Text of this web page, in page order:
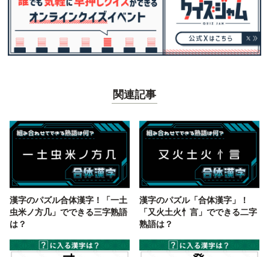
関連記事
漢字のパズル合体漢字！「一土
虫米ノ方几」でできる三字熟語
は？
漢字のパズル「合体漢字」！
「又火土火忄言」でできる二字
熟語は？